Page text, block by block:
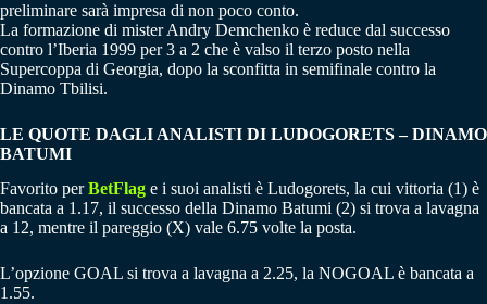
preliminare sarà impresa di non poco conto.
La formazione di mister Andry Demchenko è reduce dal successo
contro l’Iberia 1999 per 3 a 2 che è valso il terzo posto nella
Supercoppa di Georgia, dopo la sconfitta in semifinale contro la
Dinamo Tbilisi.
LE QUOTE DAGLI ANALISTI DI LUDOGORETS – DINAMO
BATUMI
Favorito perBetFlag e i suoi analisti è Ludogorets, la cui vittoria (1) è
bancata a 1.17, il successo della Dinamo Batumi (2) si trova a lavagna
a 12, mentre il pareggio (X) vale 6.75 volte la posta.
L’opzione GOAL si trova a lavagna a 2.25, la NOGOAL è bancata a
1.55.